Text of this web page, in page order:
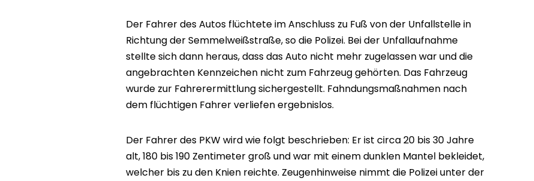
Der Fahrer des Autos flüchtete im Anschluss zu Fuß von der Unfallstelle in
Richtung der Semmelweißstraße, so die Polizei. Bei der Unfallaufnahme
stellte sich dann heraus, dass das Auto nicht mehr zugelassen war und die
angebrachten Kennzeichen nicht zum Fahrzeug gehörten. Das Fahrzeug
wurde zur Fahrerermittlung sichergestellt. Fahndungsmaßnahmen nach
dem flüchtigen Fahrer verliefen ergebnislos.
Der Fahrer des PKW wird wie folgt beschrieben: Er ist circa 20 bis 30 Jahre
alt, 180 bis 190 Zentimeter groß und war mit einem dunklen Mantel bekleidet,
welcher bis zu den Knien reichte. Zeugenhinweise nimmt die Polizei unter der